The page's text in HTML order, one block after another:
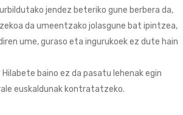
jendez beteriko gune berbera da,
da umeentzako jolasgune bat ipintzea,
ume, guraso eta ingurukoek ez dute hain
Hilabete baino ez da pasatu lehenak egin
euskaldunak kontratatzeko.